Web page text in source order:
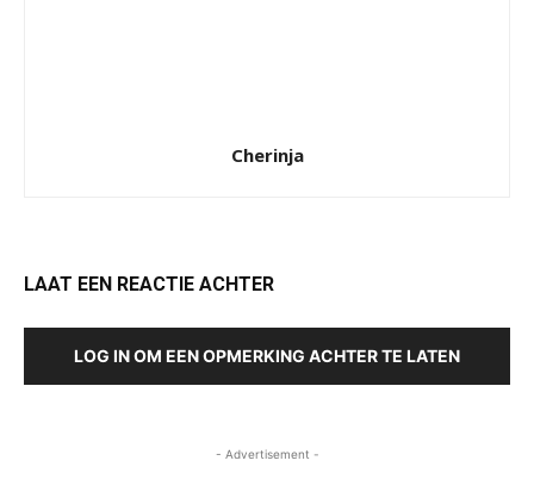
Cherinja
LAAT EEN REACTIE ACHTER
LOG IN OM EEN OPMERKING ACHTER TE LATEN
- Advertisement -